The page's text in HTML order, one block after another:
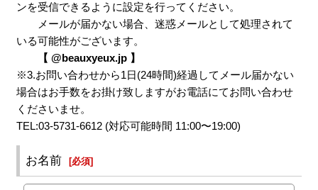
ンを受信できるように設定を行ってください。
メールが届かない場合、迷惑メールとして処理されて
いる可能性がございます。
【 @beauxyeux.jp 】
※3.お問い合わせから1日(24時間)経過してメール届かない
場合はお手数をお掛け致しますがお電話にてお問い合わせ
くださいませ。
TEL:03-5731-6612 (対応可能時間 11:00〜19:00)
お名前 [必須]